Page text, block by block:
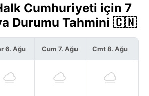
Cumhuriyeti için 7
Durumu Tahmini 🇨🇳
6. Ağu Cum 7. Ağu Cmt 8. Ağu